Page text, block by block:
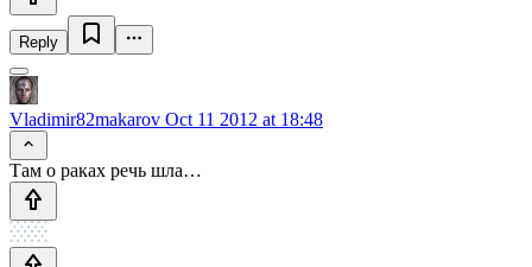
Reply
Vladimir82makarov Oct 11 2012 at 18:48
Там о раках речь шла…